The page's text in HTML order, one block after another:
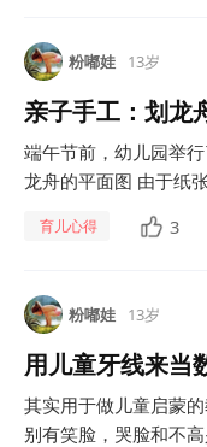
粉嘟娃 13岁
亲子手工：划龙
端午节前，幼儿园举
龙舟的平面图 由于纸
育儿心得 3
粉嘟娃 13岁
用儿童牙线来当
其实用于做儿童启蒙
别有笑脸，哭脸和不